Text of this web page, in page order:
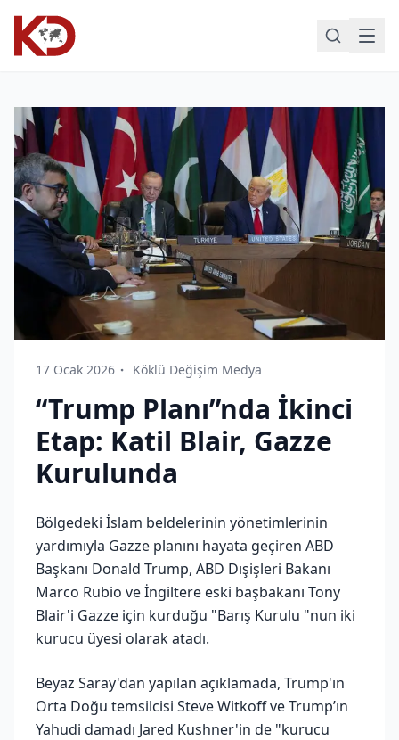
17 Ocak 2026 Köklü Değişim Medya
“Trump Planı”nda İkinci
Etap: Katil Blair, Gazze
Kurulunda
Bölgedeki İslam beldelerinin yönetimlerinin
yardımıyla Gazze planını hayata geçiren ABD
Başkanı Donald Trump, ABD Dışişleri Bakanı
Marco Rubio ve İngiltere eski başbakanı Tony
Blair'i Gazze için kurduğu "Barış Kurulu "nun iki
kurucu üyesi olarak atadı.
Beyaz Saray'dan yapılan açıklamada, Trump'ın
Orta Doğu temsilcisi Steve Witkoff ve Trump’ın
Yahudi damadı Jared Kushner'in de "kurucu